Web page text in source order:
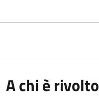
A chi è rivolto